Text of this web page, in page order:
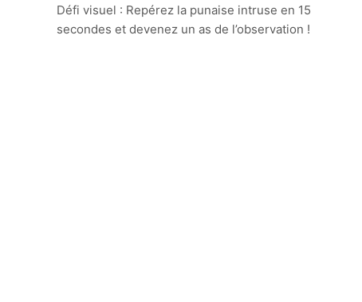
Défi visuel : Repérez la punaise intruse en 15
secondes et devenez un as de l’observation !